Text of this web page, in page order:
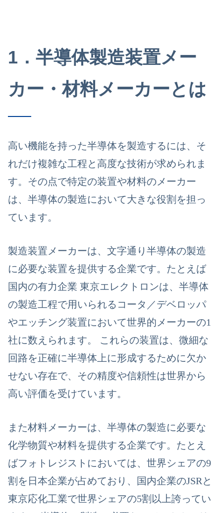
1．半導体製造装置メー
カー・材料メーカーとは
高い機能を持った半導体を製造するには、そ
れだけ複雑な工程と高度な技術が求められま
す。 その点で特定の装置や材料のメーカー
は、半導体の製造において大きな役割を担っ
ています。
製造装置メーカーは、文字通り半導体の製造
に必要な装置を提供する企業です。たとえば
国内の有力企業 東京エレクトロンは、半導体
の製造工程で用いられるコータ／デベロッパ
やエッチング装置において世界的メーカーの1
社に数えられます。 これらの装置は、微細な
回路を正確に半導体上に形成するために欠か
せない存在で、その精度や信頼性は世界から
高い評価を受けています。
また材料メーカーは、半導体の製造に必要な
化学物質や材料を提供する企業です。たとえ
ばフォトレジストにおいては、世界シェアの9
割を日本企業が占めており、国内企業のJSRと
東京応化工業で世界シェアの5割以上誇ってい